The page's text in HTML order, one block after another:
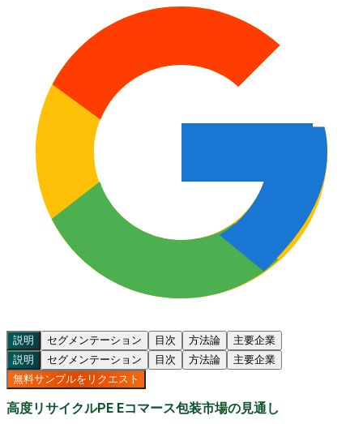
説明 セグメンテーション 目次 方法論
主要企業
説明
セグメンテーション 目次 方法論
主要企業
無料サンプルをリクエスト
高度リサイクルPE Eコマース包装市場の見通し